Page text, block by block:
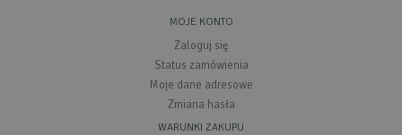
MOJE KONTO
Zaloguj się
Status zamówienia
Moje dane adresowe
Zmiana hasła
WARUNKI ZAKUPU